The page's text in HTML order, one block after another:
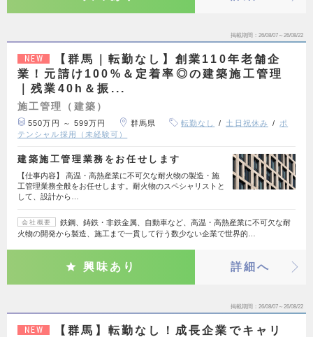
掲載期間 26/08/07～26/08/22
NEW
【群馬｜転勤なし】創業110年老舗企
業！元請け100%＆定着率◎の建築施工管理
｜残業40h＆振...
施工管理（建築）
550万円 ～ 599万円 群馬県 転勤なし 土日祝休み
ポ
テンシャル採用（未経験可）
建築施工管理業務をお任せします
【仕事内容】 高温・高熱産業に不可欠な耐火物の製造・施
工管理業務全般をお任せします。耐火物のスペシャリストと
して、設計から…
会社概要
鉄鋼、鋳鉄・非鉄金属、自動車など、高温・高熱産業に不可欠な耐
火物の開発から製造、施工まで一貫して行う数少ない企業で世界的…
興味あり 詳細へ
掲載期間 26/08/07～26/08/22
NEW
【群馬】転勤なし！成長企業でキャリ